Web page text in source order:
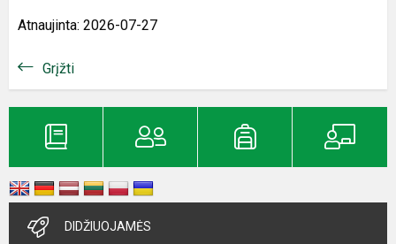
Atnaujinta: 2026-07-27
Grįžti
DIDŽIUOJAMĖS